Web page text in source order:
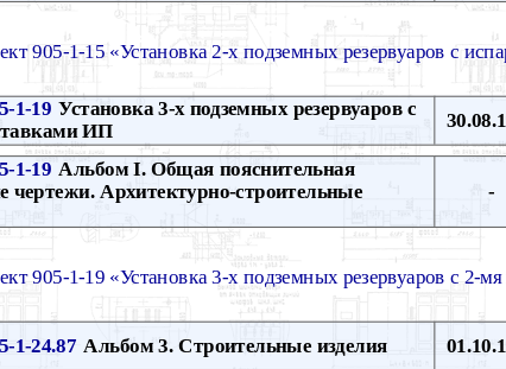
905-1-15 «Установка 2-х подземных резервуаров с
1-19 Установка 3-х подземных резервуаров с
ИП
1-19 Альбом I. Общая пояснительная
чертежи. Архитектурно-строительные
-
905-1-19 «Установка 3-х подземных резервуаров с 2-
1-24.87 Альбом 3. Строительные изделия